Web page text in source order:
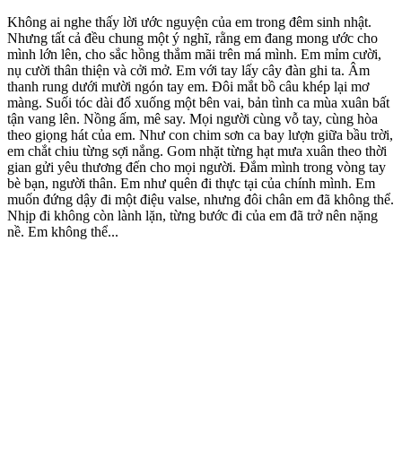
Không ai nghe thấy lời ước nguyện của em trong đêm sinh nhật.
Nhưng tất cả đều chung một ý nghĩ, rằng em đang mong ước cho
mình lớn lên, cho sắc hồng thắm mãi trên má mình. Em mỉm cười,
nụ cười thân thiện và cởi mở. Em với tay lấy cây đàn ghi ta. Âm
thanh rung dưới mười ngón tay em. Đôi mắt bồ câu khép lại mơ
màng. Suối tóc dài đổ xuống một bên vai, bản tình ca mùa xuân bất
tận vang lên. Nồng ấm, mê say. Mọi người cùng vỗ tay, cùng hòa
theo giọng hát của em. Như con chim sơn ca bay lượn giữa bầu trời,
em chắt chiu từng sợi nắng. Gom nhặt từng hạt mưa xuân theo thời
gian gửi yêu thương đến cho mọi người. Đắm mình trong vòng tay
bè bạn, người thân. Em như quên đi thực tại của chính mình. Em
muốn đứng dậy đi một điệu valse, nhưng đôi chân em đã không thể.
Nhịp đi không còn lành lặn, từng bước đi của em đã trở nên nặng
nề. Em không thể...